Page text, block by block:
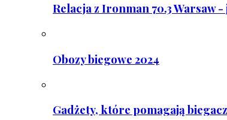
Relacja z Ironman 70.3
Obozy biegowe 2024
Gadżety, które pomagają